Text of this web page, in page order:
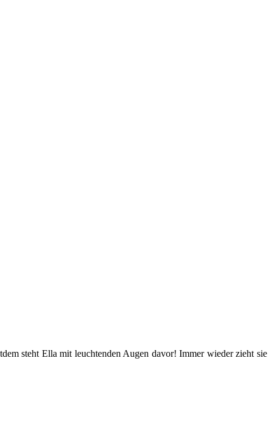
steht Ella mit leuchtenden Augen davor! Immer wieder zieht sie